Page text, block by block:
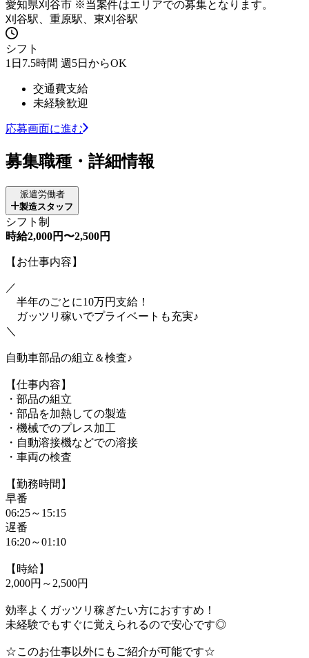
愛知県刈谷市 ※当案件はエリアでの募集となります。
刈谷駅、重原駅、東刈谷駅
シフト
1日7.5時間 週5日からOK
交通費支給
未経験歓迎
応募画面に進む
募集職種・詳細情報
派遣労働者
製造スタッフ
シフト制
時給2,000円〜2,500円
【お仕事内容】
／
半年のごとに10万円支給！
ガッツリ稼いでプライベートも充実♪
＼
自動車部品の組立＆検査♪
【仕事内容】
・部品の組立
・部品を加熱しての製造
・機械でのプレス加工
・自動溶接機などでの溶接
・車両の検査
【勤務時間】
早番
06:25～15:15
遅番
16:20～01:10
【時給】
2,000円～2,500円
効率よくガッツリ稼ぎたい方におすすめ！
未経験でもすぐに覚えられるので安心です◎
☆このお仕事以外にもご紹介が可能です☆